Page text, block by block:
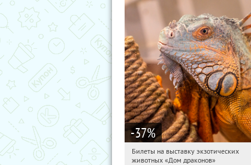
-37%
19:28:35 Получили:
Билеты на выставку экзотических
животных «Дом драконов»